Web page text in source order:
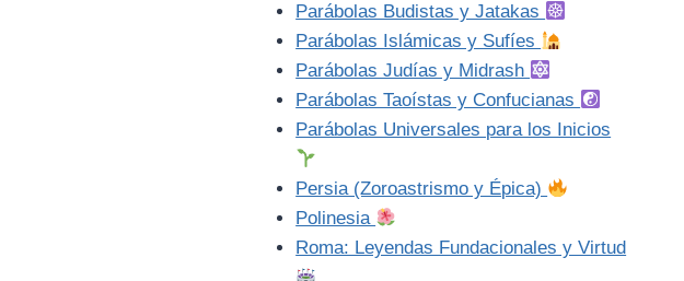
Parábolas Budistas y Jatakas
Parábolas Islámicas y Sufíes
Parábolas Judías y Midrash
Parábolas Taoístas y Confucianas
Parábolas Universales para los Inicios
Persia (Zoroastrismo y Épica)
Polinesia
Roma: Leyendas Fundacionales y Virtud